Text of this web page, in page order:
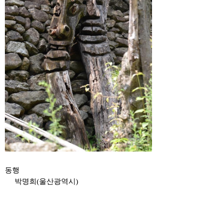
동행
박명희(울산광역시)